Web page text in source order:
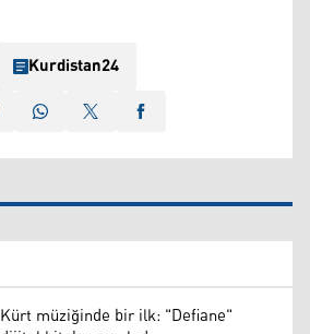
Kurdistan24
Kürt müziğinde bir ilk: "Defiane"